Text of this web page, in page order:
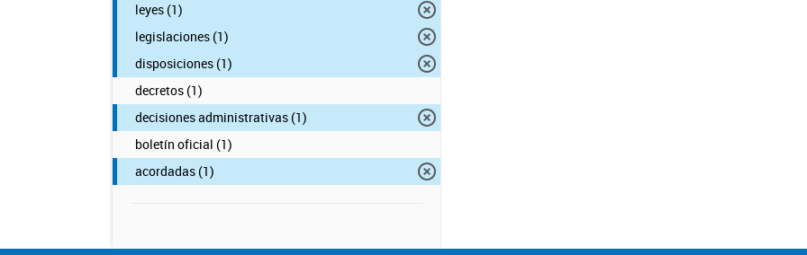
leyes (1)
legislaciones (1)
disposiciones (1)
decretos (1)
decisiones administrativas (1)
boletín oficial (1)
acordadas (1)